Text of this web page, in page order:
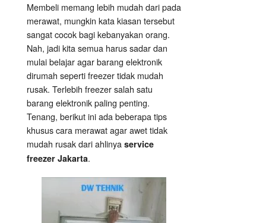
Membeli memang lebih mudah dari pada
merawat, mungkin kata kiasan tersebut
sangat cocok bagi kebanyakan orang.
Nah, jadi kita semua harus sadar dan
mulai belajar agar barang elektronik
dirumah seperti freezer tidak mudah
rusak. Terlebih freezer salah satu
barang elektronik paling penting.
Tenang, berikut ini ada beberapa tips
khusus cara merawat agar awet tidak
mudah rusak dari ahlinya service
freezer Jakarta.